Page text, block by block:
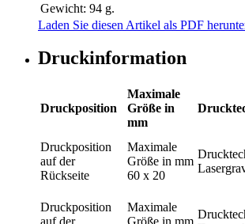
Gewicht: 94 g.
Laden Sie diesen Artikel als PDF
Druckinformation
Druckposition
Maximale
Größe in
mm
Druckposition
auf der
Rückseite
Maximale
Größe in mm
60 x 20
Druckposition
Maximale